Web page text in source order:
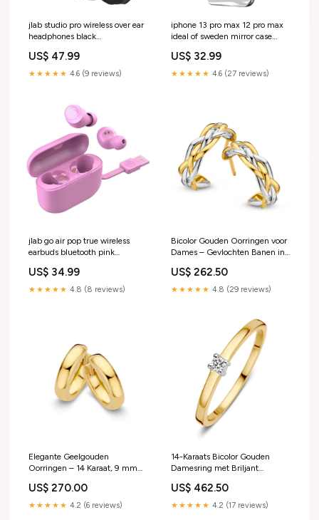
jlab studio pro wireless over ear
headphones black
US$ 47.99
★★★★★ 4.6 (9 reviews)
iphone 13 pro max 12 pro max
ideal of sweden mirror case
US$ 32.99
★★★★★ 4.6 (27 reviews)
jlab go air pop true wireless
earbuds bluetooth pink
US$ 34.99
★★★★★ 4.8 (8 reviews)
Bicolor Gouden Oorringen voor
Dames – Gevlochten Banen in
18kt ion-gold plated
US$ 262.50
★★★★★ 4.8 (29 reviews)
Elegante Geelgouden
Oorringen – 14 Karaat, 9 mm
bi/tricolor gestift
US$ 270.00
★★★★★ 4.2 (6 reviews)
14-Karaats Bicolor Gouden
Damesring met Briljant
US$ 462.50
★★★★★ 4.2 (17 reviews)